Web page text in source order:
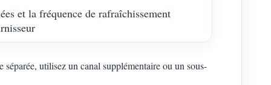
et la fréquence de rafraîchissement
utilisez un canal supplémentaire ou un sous-